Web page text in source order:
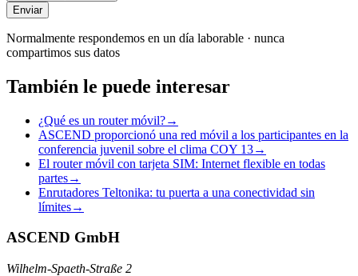
Enviar
Normalmente respondemos en un día laborable · nunca
compartimos sus datos
También le puede interesar
¿Qué es un router móvil?→
ASCEND proporcionó una red móvil a los participantes en la
conferencia juvenil sobre el clima COY 13→
El router móvil con tarjeta SIM: Internet flexible en todas
partes→
Enrutadores Teltonika: tu puerta a una conectividad sin
límites→
ASCEND GmbH
Wilhelm-Spaeth-Straße 2